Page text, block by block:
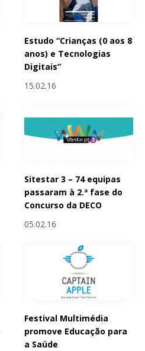
Estudo “Crianças (0 aos 8
anos) e Tecnologias
Digitais”
15.02.16
Sitestar 3 – 74 equipas
passaram à 2.ª fase do
Concurso da DECO
05.02.16
Festival Multimédia
promove Educação para
a Saúde